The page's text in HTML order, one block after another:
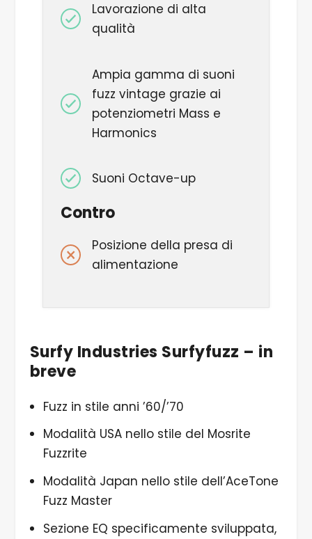
Lavorazione di alta
qualità
Ampia gamma di suoni
fuzz vintage grazie ai
potenziometri Mass e
Harmonics
Suoni Octave-up
Contro
Posizione della presa di
alimentazione
Surfy Industries Surfyfuzz – in
breve
Fuzz in stile anni ’60/’70
Modalità USA nello stile del Mosrite
Fuzzrite
Modalità Japan nello stile dell’AceTone
Fuzz Master
Sezione EQ specificamente sviluppata,